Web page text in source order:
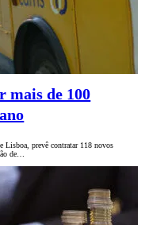
mais de 100
Lisboa, prevê contratar 118 novos
de…